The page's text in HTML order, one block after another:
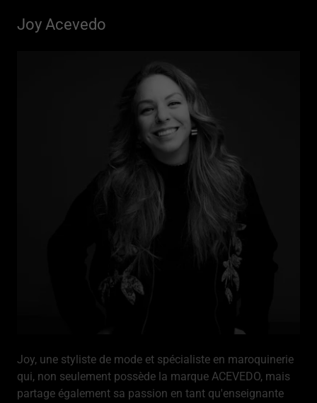
Joy Acevedo
Joy, une styliste de mode et spécialiste en maroquinerie
qui, non seulement possède la marque ACEVEDO, mais
partage également sa passion en tant qu'enseignante